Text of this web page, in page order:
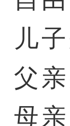
儿
父
母